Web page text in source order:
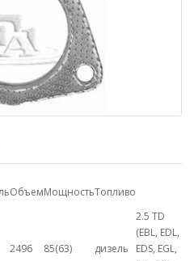
ОбъемМощностьТопливо
2496 85(63) дизель
2.5 TD
(EBL, EDL,
EDS, EGL,